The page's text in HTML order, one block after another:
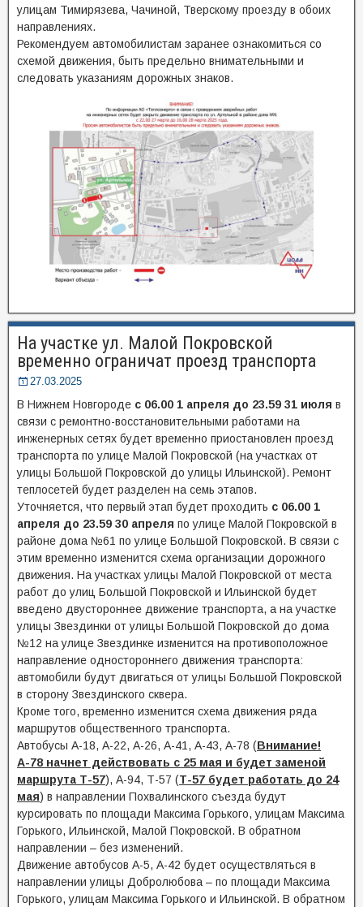
улицам Тимирязева, Чачиной, Тверскому проезду в обоих
направлениях.
Рекомендуем автомобилистам заранее ознакомиться со
схемой движения, быть предельно внимательными и
следовать указаниям дорожных знаков.
На участке ул. Малой Покровской
временно ограничат проезд транспорта
27.03.2025
В Нижнем Новгороде с 06.00 1 апреля до 23.59 31 июля в
связи с ремонтно-восстановительными работами на
инженерных сетях будет временно приостановлен проезд
транспорта по улице Малой Покровской (на участках от
улицы Большой Покровской до улицы Ильинской). Ремонт
теплосетей будет разделен на семь этапов.
Уточняется, что первый этап будет проходить с 06.00 1
апреля до 23.59 30 апреля по улице Малой Покровской в
районе дома №61 по улице Большой Покровской. В связи с
этим временно изменится схема организации дорожного
движения. На участках улицы Малой Покровской от места
работ до улиц Большой Покровской и Ильинской будет
введено двустороннее движение транспорта, а на участке
улицы Звездинки от улицы Большой Покровской до дома
№12 на улице Звездинке изменится на противоположное
направление одностороннего движения транспорта:
автомобили будут двигаться от улицы Большой Покровской
в сторону Звездинского сквера.
Кроме того, временно изменится схема движения ряда
маршрутов общественного транспорта.
Автобусы А-18, А-22, А-26, А-41, А-43, А-78 (Внимание!
А-78 начнет действовать с 25 мая и будет заменой
маршрута Т-57), А-94, Т-57 (Т-57 будет работать до 24
мая) в направлении Похвалинского съезда будут
курсировать по площади Максима Горького, улицам Максима
Горького, Ильинской, Малой Покровской. В обратном
направлении – без изменений.
Движение автобусов А-5, А-42 будет осуществляться в
направлении улицы Добролюбова – по площади Максима
Горького, улицам Максима Горького и Ильинской. В обратном